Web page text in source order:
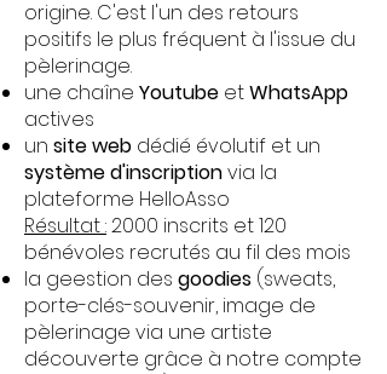
origine. C'est l'un des retours
positifs le plus fréquent à l'issue du
pèlerinage.
une chaîne Youtube etWhatsApp
actives
un site web dédié évolutif et un
système d'inscriptionvia la
plateforme HelloAsso
Résultat :2000 inscrits et 120
bénévoles recrutés au fil des mois
la geestion des goodies (sweats,
porte-clés-souvenir, image de
pèlerinage via une artiste
découverte grâce à notre compte